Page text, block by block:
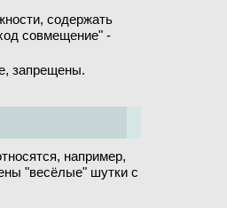
содержать
совмещение" -
запрещены.
например,
"весёлые" шутки с